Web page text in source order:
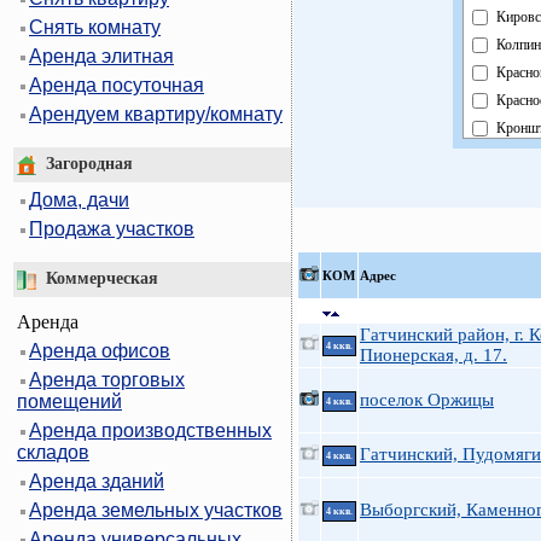
Снять комнату
Аренда элитная
Аренда посуточная
Арендуем квартиру/комнату
Загородная
Дома, дачи
Продажа участков
Коммерческая
Аренда
Аренда офисов
Аренда торговых
помещений
Аренда производственных
складов
Аренда зданий
Аренда земельных участков
КOМ Адрес
4 ккв.
Гатчинский район, г.
Пионерская, д. 17.
4 ккв. поселок Оржицы
4 ккв. Гатчинский,
4 ккв. Выборгский,